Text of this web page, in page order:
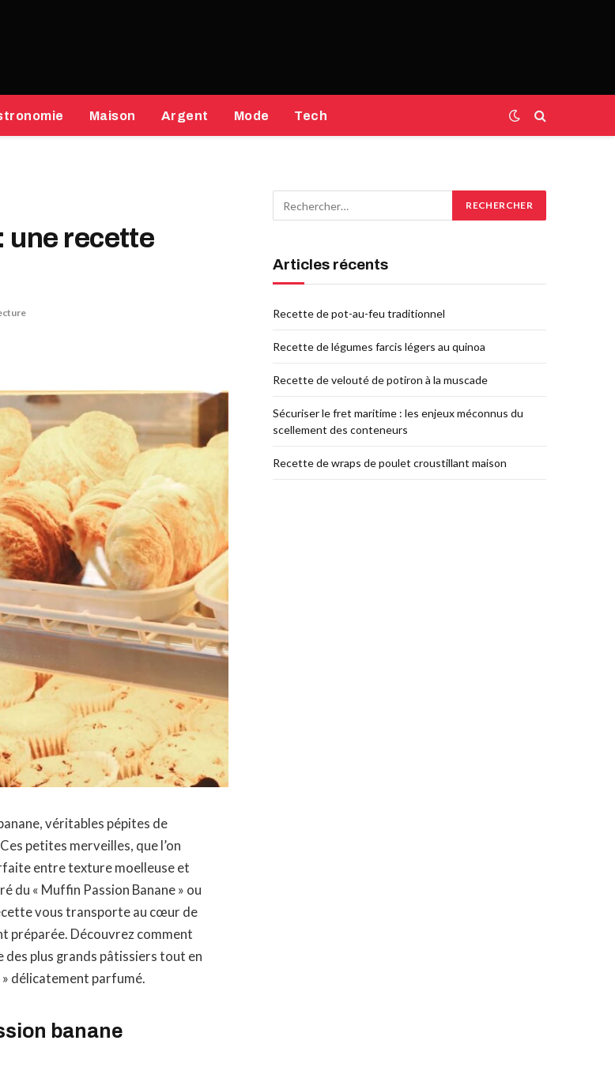
Maison Argent Mode Tech
une recette
véritables pépites de
petites merveilles, que l’on
entre texture moelleuse et
du « Muffin Passion Banane » ou
vous transporte au cœur de
préparée. Découvrez comment
des plus grands pâtissiers tout en
délicatement parfumé.
banane
Articles récents
Recette de pot-au-feu traditionnel
Recette de légumes farcis légers au quinoa
Recette de velouté de potiron à la muscade
Sécuriser le fret maritime : les enjeux méconnus du
scellement des conteneurs
Recette de wraps de poulet croustillant maison